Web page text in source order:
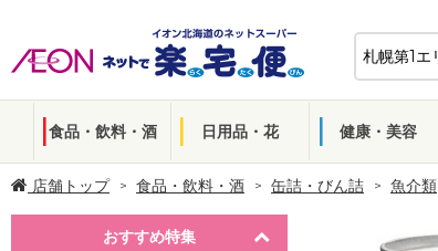
食品・飲料・酒 日用品・花 健康・美容
店舗トップ 食品・飲料・酒 缶詰・びん詰 魚介類
おすすめ特集